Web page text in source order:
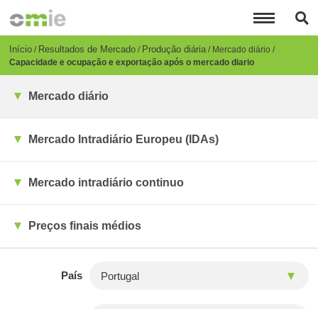
para
conteúdo
principal
Breadcrumb
Início Resultados de Mercado Produção diária Mercado diário
Capacidade e ocupação e exportação após o mercado diario
Mercado diário
Mercado Intradiário Europeu (IDAs)
Mercado intradiário continuo
Preços finais médios
País